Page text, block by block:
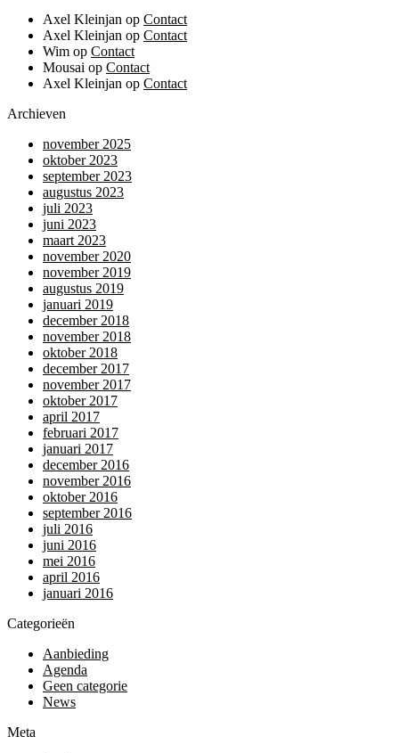
Axel Kleinjan op Contact
Axel Kleinjan op Contact
Wim op Contact
Mousai op Contact
Axel Kleinjan op Contact
Archieven
november 2025
oktober 2023
september 2023
augustus 2023
juli 2023
juni 2023
maart 2023
november 2020
november 2019
augustus 2019
januari 2019
december 2018
november 2018
oktober 2018
december 2017
november 2017
oktober 2017
april 2017
februari 2017
januari 2017
december 2016
november 2016
oktober 2016
september 2016
juli 2016
juni 2016
mei 2016
april 2016
januari 2016
Categorieën
Aanbieding
Agenda
Geen categorie
News
Meta